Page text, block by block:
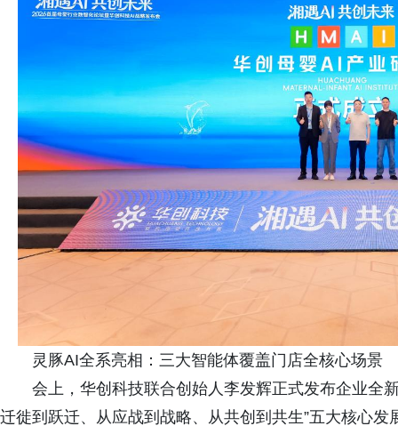
灵豚AI全系亮相：三大智能体覆盖门店全核心场景
会上，华创科技联合创始人李发辉正式发布企业全
迁徙到跃迁、从应战到战略、从共创到共生”五大核心